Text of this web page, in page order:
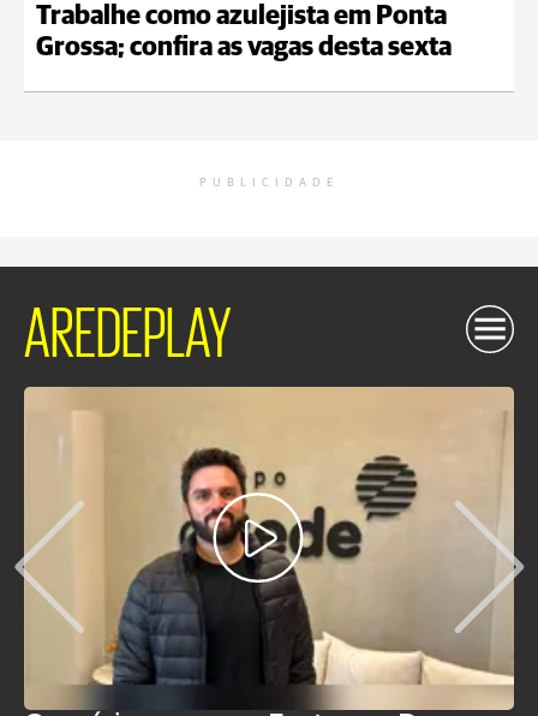
Trabalhe como azulejista em Ponta
Grossa; confira as vagas desta sexta
PUBLICIDADE
AREDEPLAY